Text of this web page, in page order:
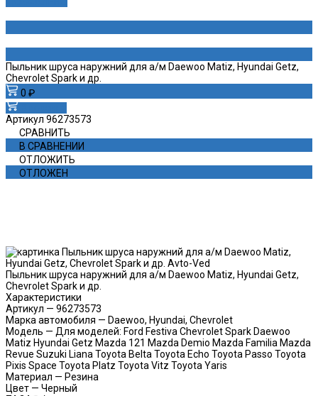
Пыльник шруса наружний для а/м Daewoo Matiz, Hyundai Getz,
Chevrolet Spark и др.
0 ₽
Артикул 96273573
СРАВНИТЬ
В СРАВНЕНИИ
ОТЛОЖИТЬ
ОТЛОЖЕН
Пыльник шруса наружний для а/м Daewoo Matiz, Hyundai Getz,
Chevrolet Spark и др.
Характеристики
Артикул — 96273573
Марка автомобиля — Daewoo, Hyundai, Chevrolet
Модель — Для моделей: Ford Festiva Chevrolet Spark Daewoo
Matiz Hyundai Getz Mazda 121 Mazda Demio Mazda Familia Mazda
Revue Suzuki Liana Toyota Belta Toyota Echo Toyota Passo Toyota
Pixis Space Toyota Platz Toyota Vitz Toyota Yaris
Материал — Резина
Цвет — Черный